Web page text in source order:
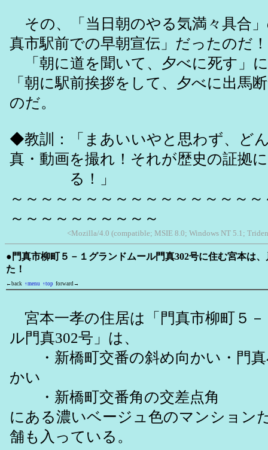
その、「当日朝のやる気満々具合
真市駅前での早朝宣伝」だったのだ！
「朝に道を聞いて、夕べに死す」
「朝に駅前挨拶をして、夕べに出馬
のだ。
◆教訓：「まあいいやと思わず、ど
真・動画を撮れ！それが歴史の証拠
る！」
～～～～～～～～～～～～～～～～
～～～～～～～～～～
<Mozilla/4.0 (compatible; MSIE 8.0; Windows NT 5.1;
●門真市柳町５－１グランドムール門真302号に住む宮本は
た！
←back ↑menu ↑top forward→
宮本一孝の住居は「門真市柳町５
ル門真302号」は、
・新橋町交番の斜め向かい・門真
かい
・新橋町交番角の交差点角
にある濃いベージュ色のマンション
舗も入っている。